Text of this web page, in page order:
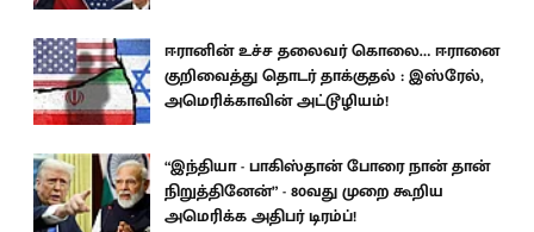
ஈரானின் உச்ச தலைவர் கொலை… ஈரானை
குறிவைத்து தொடர் தாக்குதல் : இஸ்ரேல்,
அமெரிக்காவின் அட்டூழியம்!
“இந்தியா - பாகிஸ்தான் போரை நான் தான்
நிறுத்தினேன்” - 80வது முறை கூறிய
அமெரிக்க அதிபர் டிரம்ப்!